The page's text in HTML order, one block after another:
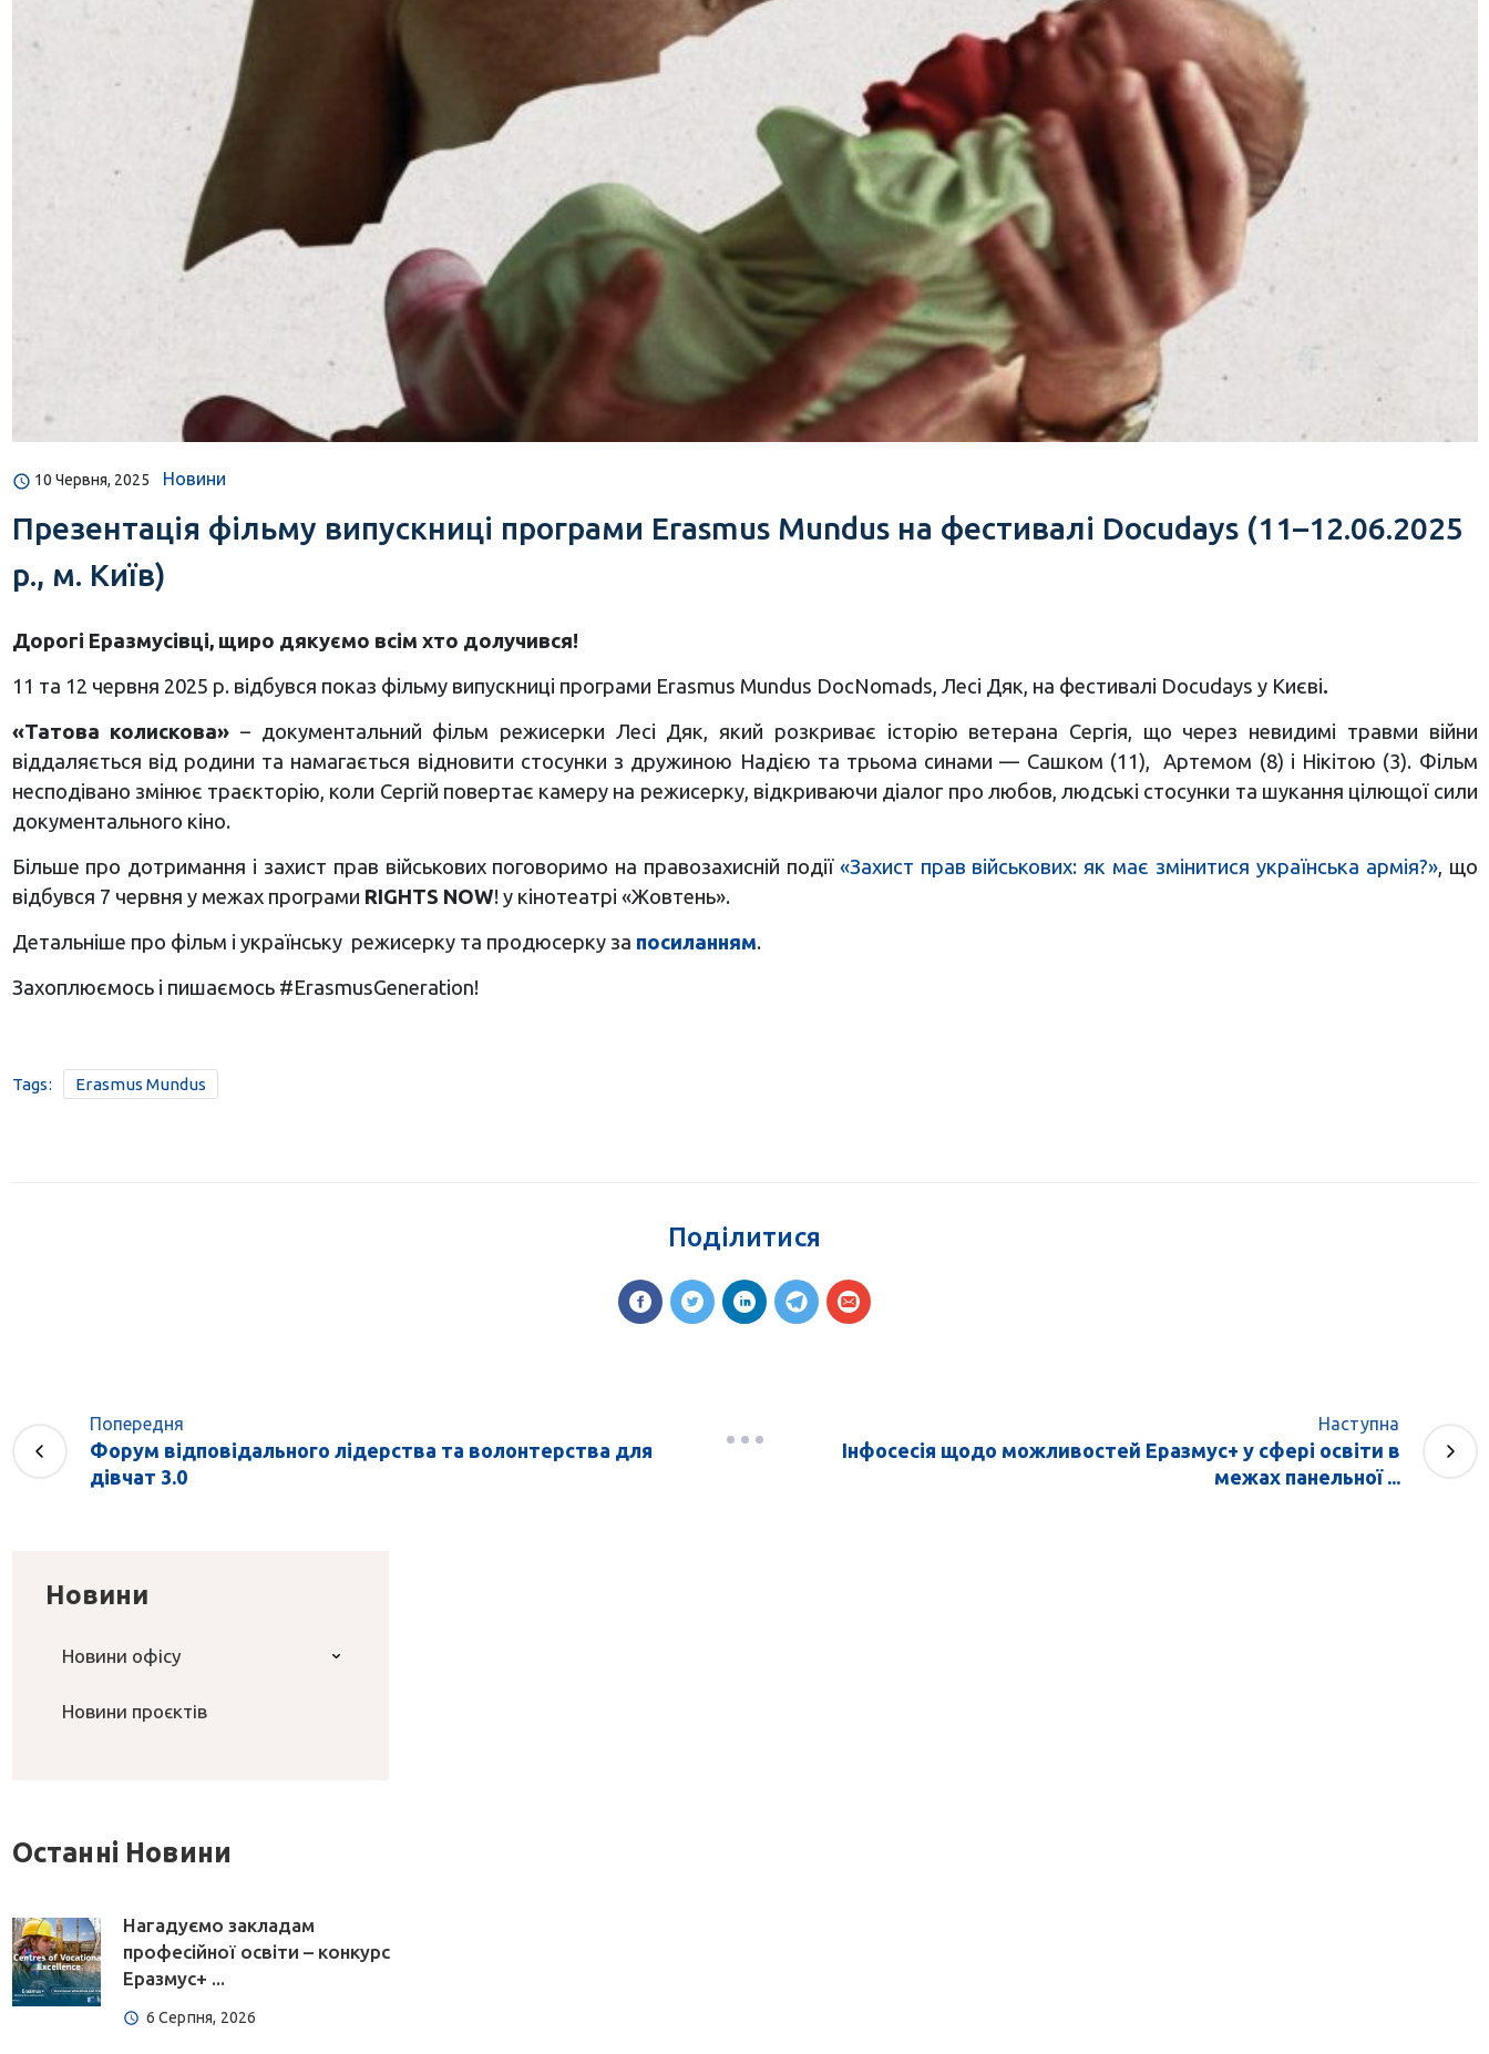
10 Червня, 2025 Новини
Презентація фільму випускниці програми Erasmus Mundus на фестивалі Docudays (11–12.06.2025
р., м. Київ)
Дорогі Еразмусівці, щиро дякуємо всім хто долучився!
11 та 12 червня 2025 р. відбувся показ фільму випускниці програми Erasmus Mundus DocNomads, Лесі Дяк, на фестивалі Docudays у Києві.
«Татова колискова» – документальний фільм режисерки Лесі Дяк, який розкриває історію ветерана Сергія, що через невидимі травми війни
віддаляється від родини та намагається відновити стосунки з дружиною Надією та трьома синами— Сашком (11), Артемом (8) і Нікітою (3). Фільм
несподівано змінює траєкторію, коли Сергій повертає камеру на режисерку, відкриваючи діалог про любов, людські стосунки та шукання цілющої сили
документального кіно.
Більше про дотримання і захист прав військових поговоримо на правозахисній події «Захист прав військових: як має змінитися українська армія?», що
відбувся 7 червня у межах програми RIGHTS NOW! у кінотеатрі «Жовтень».
Детальніше про фільм і українську режисерку та продюсерку за посиланням.
Захоплюємось і пишаємось #ErasmusGeneration!
Tags: Erasmus Mundus
Поділитися
Попередня
Форум відповідального лідерства та волонтерства для
дівчат 3.0
Наступна
Інфосесія щодо можливостей Еразмус+ у сфері освіти в
межах панельної ...
Новини
Новини офісу
Новини проєктів
Останні Новини
Нагадуємо закладам
професійної освіти – конкурс
Еразмус+ ...
6 Серпня, 2026